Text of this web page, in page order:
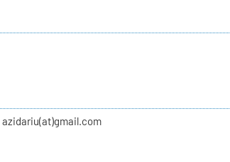
azidariu(at)gmail.com